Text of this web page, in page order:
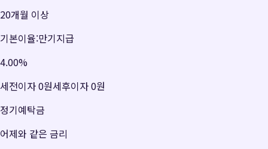
20개월 이상
기본이율:만기지급
4.00%
세전이자0원세후이자0원
정기예탁금
어제와 같은 금리